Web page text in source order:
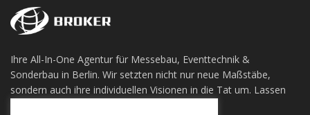
Ihre All-In-One Agentur für Messebau, Eventtechnik &
Sonderbau in Berlin. Wir setzten nicht nur neue Maßstäbe,
sondern auch ihre individuellen Visionen in die Tat um. Lassen